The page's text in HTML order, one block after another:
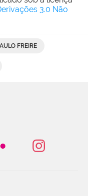
3.0 Não
FREIRE